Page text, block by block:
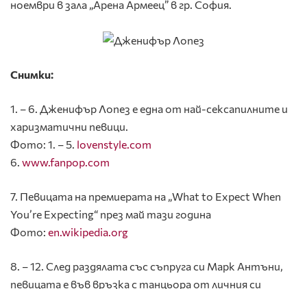
ноември в зала „Арена Армеец” в гр. София.
Снимки:
1. – 6. Дженифър Лопез е една от най-сексапилните и
харизматични певици.
Фото: 1. – 5. lovenstyle.com
6. www.fanpop.com
7. Певицата на премиерата на „What to Expect When
You’re Expecting“ през май тази година
Фото: en.wikipedia.org
8. – 12. След раздялата със съпруга си Марк Антъни,
певицата е във връзка с танцьора от личния си